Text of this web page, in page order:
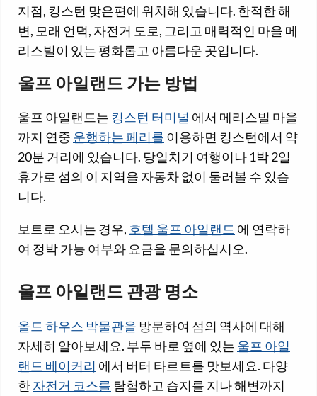
지점, 킹스턴 맞은편에 위치해 있습니다. 한적한 해
변, 모래 언덕, 자전거 도로, 그리고 매력적인 마을 메
리스빌이 있는 평화롭고 아름다운 곳입니다.
울프 아일랜드 가는 방법
울프 아일랜드는 킹스턴 터미널 에서 메리스빌 마을
까지 연중 운행하는 페리를 이용하면 킹스턴에서 약
20분 거리에 있습니다. 당일치기 여행이나 1박 2일
휴가로 섬의 이 지역을 자동차 없이 둘러볼 수 있습
니다.
보트로 오시는 경우, 호텔 울프 아일랜드 에 연락하
여 정박 가능 여부와 요금을 문의하십시오.
울프 아일랜드 관광 명소
올드 하우스 박물관을 방문하여 섬의 역사에 대해
자세히 알아보세요. 부두 바로 옆에 있는 울프 아일
랜드 베이커리 에서 버터 타르트를 맛보세요. 다양
한자전거 코스를 탐험하고 습지를 지나 해변까지